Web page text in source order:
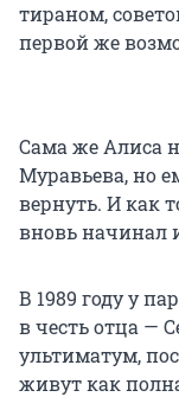
тираном,
первой же
Сама же Алиса
Муравьева, но
вернуть. И как
вновь начинал
В 1989 году у
в честь отца —
ультиматум,
живут как